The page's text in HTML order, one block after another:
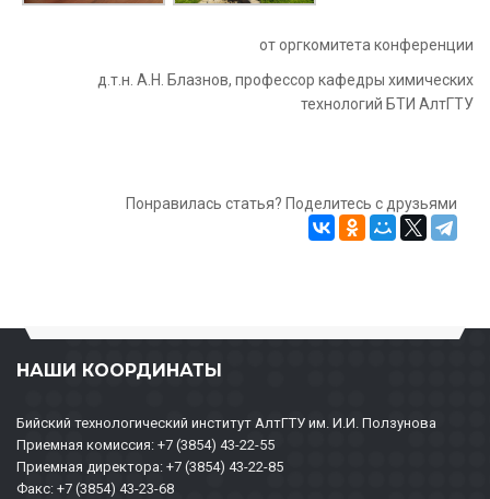
от оргкомитета конференции
д.т.н. А.Н. Блазнов, профессор кафедры химических
технологий БТИ АлтГТУ
Понравилась статья? Поделитесь с друзьями
НАШИ КООРДИНАТЫ
Бийский технологический институт АлтГТУ им. И.И. Ползунова
Приемная комиссия: +7 (3854) 43-22-55
Приемная директора: +7 (3854) 43-22-85
Факс: +7 (3854) 43-23-68